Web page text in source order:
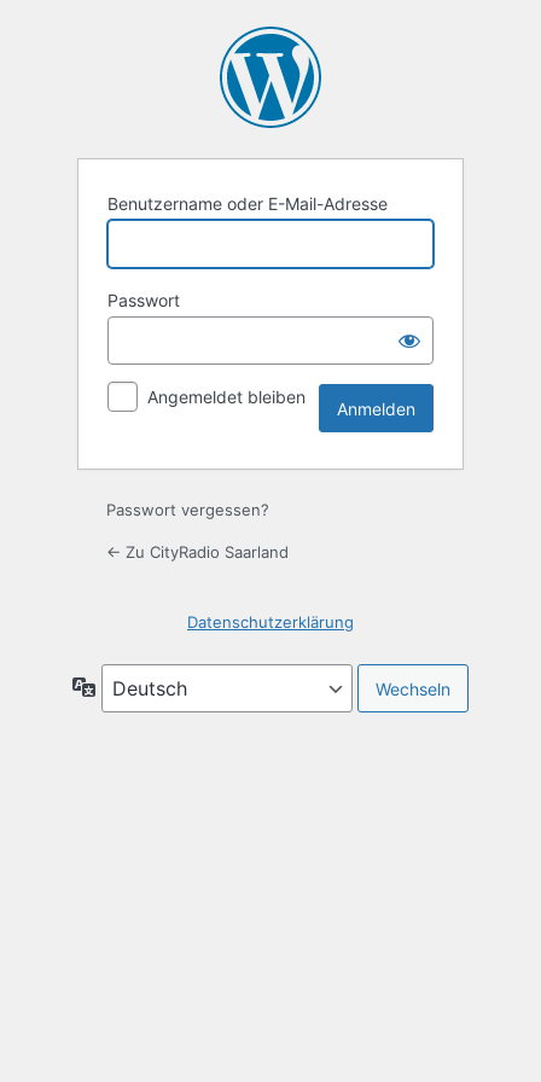
Benutzername oder E-Mail-Adresse
Passwort
Angemeldet bleiben
Passwort vergessen?
← Zu CityRadio Saarland
Datenschutzerklärung
Sprache